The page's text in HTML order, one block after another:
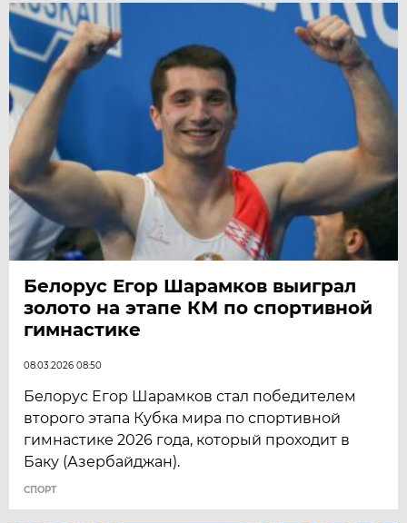
Белорус Егор Шарамков выиграл
золото на этапе КМ по спортивной
гимнастике
08.03.2026 08:50
Белорус Егор Шарамков стал победителем
второго этапа Кубка мира по спортивной
гимнастике 2026 года, который проходит в
Баку (Азербайджан).
СПОРТ